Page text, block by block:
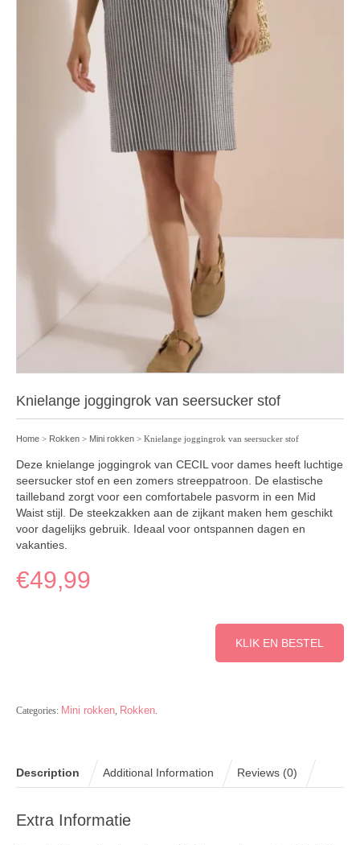
Knielange joggingrok van seersucker stof
Home > Rokken > Mini rokken > Knielange joggingrok van seersucker stof
Deze knielange joggingrok van CECIL voor dames heeft luchtige
seersucker stof en een zomers streeppatroon. De elastische
tailleband zorgt voor een comfortabele pasvorm in een Mid
Waist stijl. De steekzakken aan de zijkant maken hem geschikt
voor dagelijks gebruik. Ideaal voor ontspannen dagen en
vakanties.
€49,99
KLIK EN BESTEL
Categories: Mini rokken Rokken
Description Additional Information Reviews (0)
Extra Informatie